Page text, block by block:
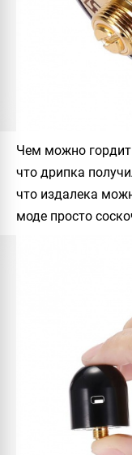
Чем можно
что дрипка
что издалека
моде просто